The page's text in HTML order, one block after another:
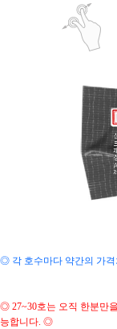
◎ 각 호수마다 약간의 가격
◎ 27~30호는 오직 한분만
능합니다. ◎